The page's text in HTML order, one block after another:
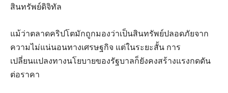
สินทรัพย์ดิจิทัล
แม้ว่าตลาดคริปโตมักถูกมองว่าเป็นสินทรัพย์ปลอดภัยจาก
ความไม่แน่นอนทางเศรษฐกิจ แต่ในระยะสั้น การ
เปลี่ยนแปลงทางนโยบายของรัฐบาลก็ยังคงสร้างแรงกดดัน
ต่อราคา